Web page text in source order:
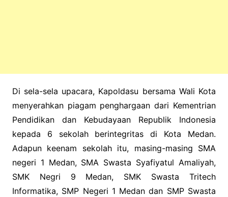
Di sela-sela upacara, Kapoldasu bersama Wali Kota
menyerahkan piagam penghargaan dari Kementrian
Pendidikan dan Kebudayaan Republik Indonesia
kepada 6 sekolah berintegritas di Kota Medan.
Adapun keenam sekolah itu, masing-masing SMA
negeri 1 Medan, SMA Swasta Syafiyatul Amaliyah,
SMK Negri 9 Medan, SMK Swasta Tritech
Informatika, SMP Negeri 1 Medan dan SMP Swasta